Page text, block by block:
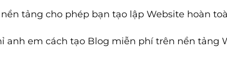
tảng cho phép bạn tạo lập Website hoàn
anh em cách tạo Blog miễn phí trên nền tảng